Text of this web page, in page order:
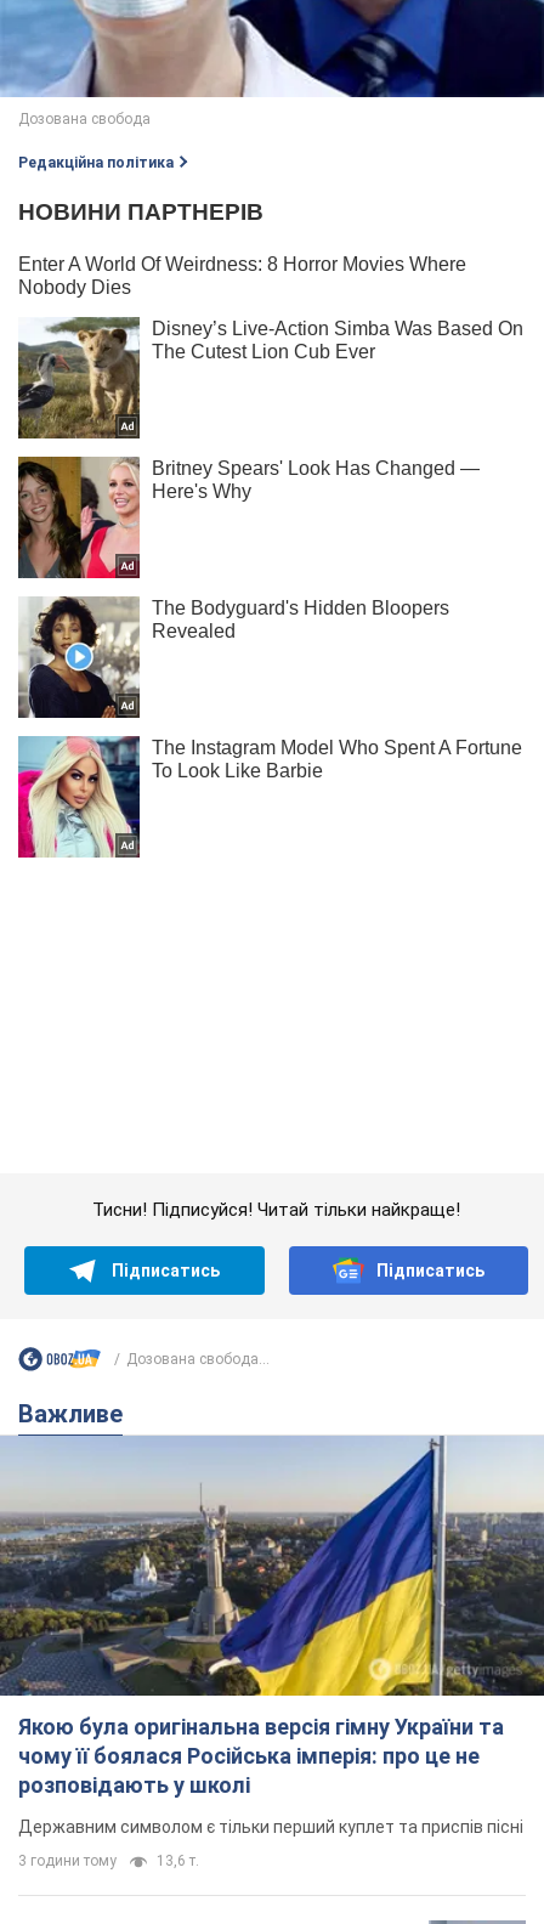
Редакційна політика
Якою була оригінальна версія гімну України та
чому її боялася Російська імперія: про це не
Державним символом є тільки перший куплет та приспів пісні
3 години тому 13,6 т.
Олександру Пономарьову – 53: що
відомо про трьох дітей секс-
символа 90-х та який вигляд вони
За розвитком кар'єри артист не забував про
особисте щастя
9 годин тому
У ПриватБанку розповіли, чи дійсні
долари 1996 року: чи приймають
обмінники та банки такі купюри